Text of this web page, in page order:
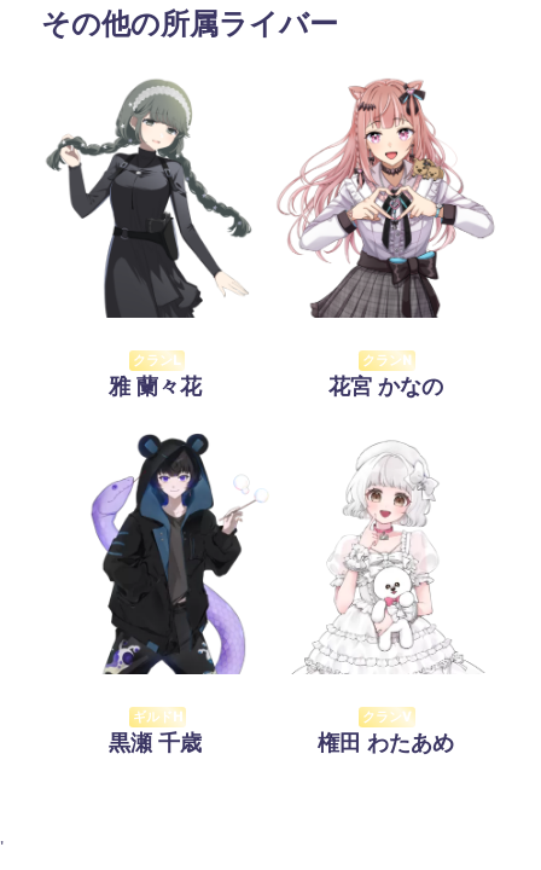
その他の所属ライバー
クランL
雅 蘭々花
クランN
花宮 かなの
ギルドH
黒瀬 千歳
クランV
権田 わたあめ
'